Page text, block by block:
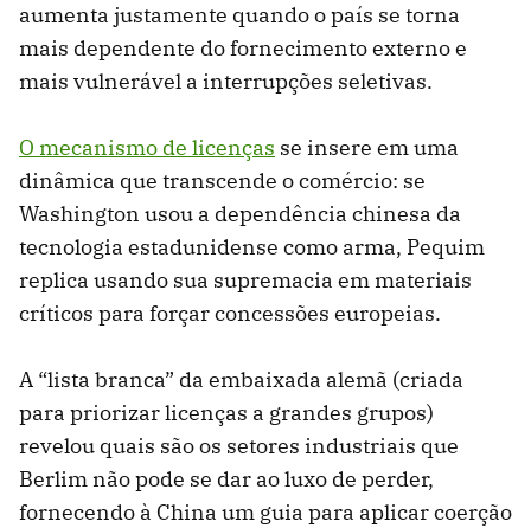
aumenta justamente quando o país se torna
mais dependente do fornecimento externo e
mais vulnerável a interrupções seletivas.
O mecanismo de licenças se insere em uma
dinâmica que transcende o comércio: se
Washington usou a dependência chinesa da
tecnologia estadunidense como arma, Pequim
replica usando sua supremacia em materiais
críticos para forçar concessões europeias.
A “lista branca” da embaixada alemã (criada
para priorizar licenças a grandes grupos)
revelou quais são os setores industriais que
Berlim não pode se dar ao luxo de perder,
fornecendo à China um guia para aplicar coerção